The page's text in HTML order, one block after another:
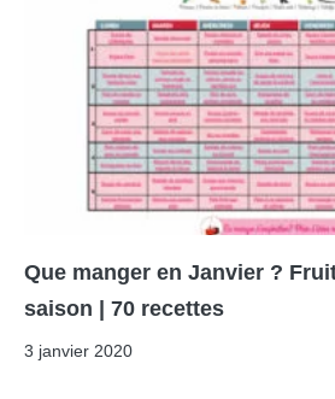
Que manger en Janvier ?
saison | 70 recettes
3 janvier 2020